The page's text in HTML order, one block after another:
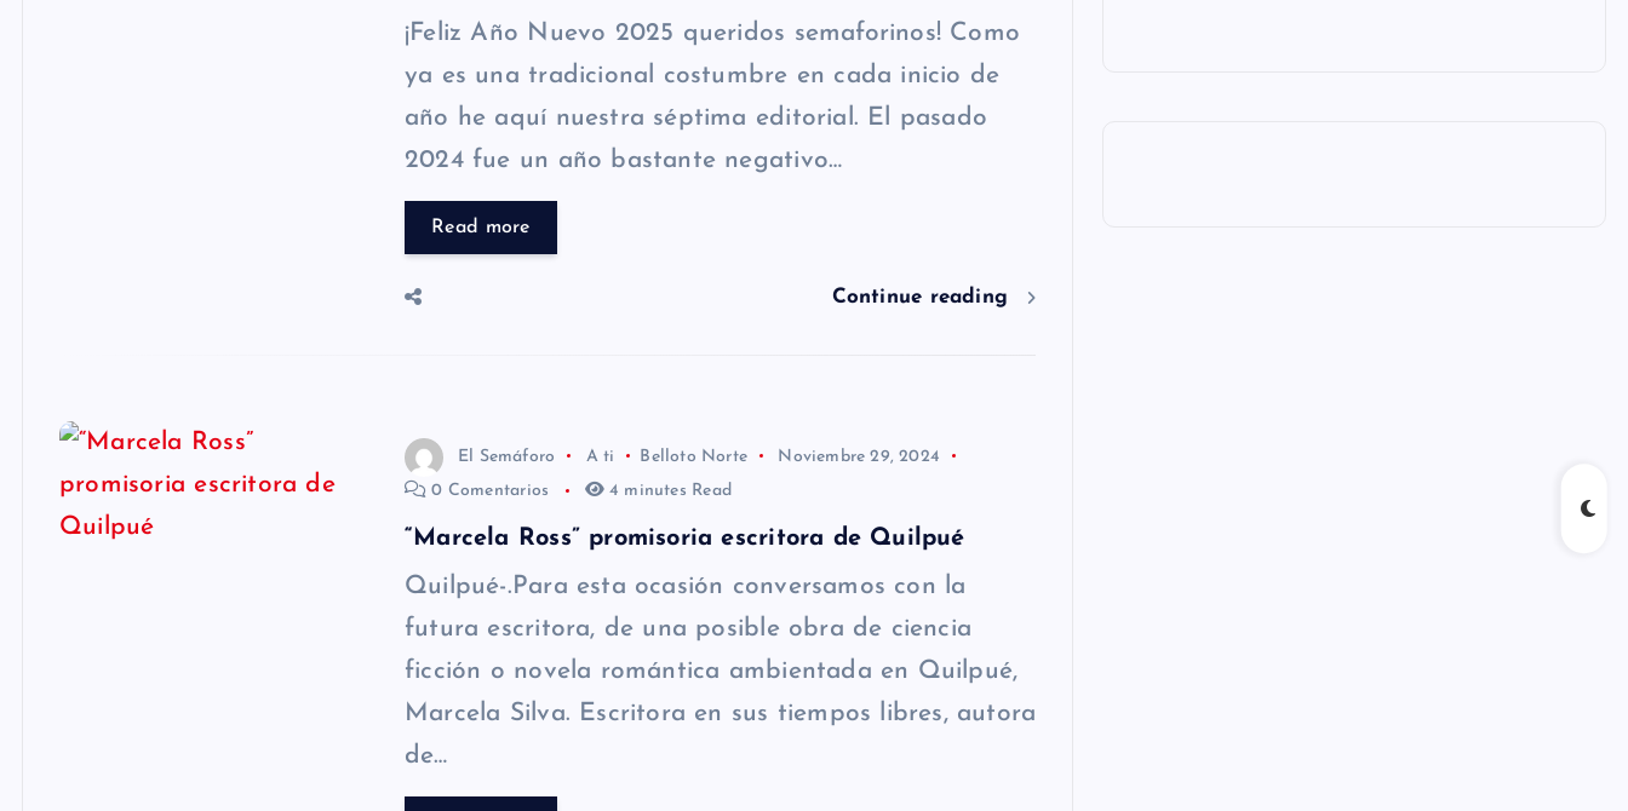
¡Feliz Año Nuevo 2025 queridos semaforinos! Como
ya es una tradicional costumbre en cada inicio de
año he aquí nuestra séptima editorial. El pasado
2024 fue un año bastante negativo…
Read more
Continue reading
El Semáforo A ti Belloto Norte
Noviembre 29, 2024
0 Comentarios
4 minutes Read
“Marcela Ross” promisoria escritora de Quilpué
Quilpué-.Para esta ocasión conversamos con la
futura escritora, de una posible obra de ciencia
ficción o novela romántica ambientada en Quilpué,
Marcela Silva. Escritora en sus tiempos libres, autora
de…